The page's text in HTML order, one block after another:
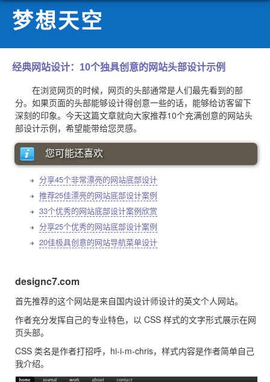
梦想天空
经典网站设计：10个独具创意的网站头部设计示例
在浏览网页的时候，网页的头部通常是人们最先看到的部
分。如果页面的头部能够设计得创意一些的话，能够给访客留下
深刻的印象。今天这篇文章就向大家推荐10个充满创意的网站头
部设计示例，希望能带给您灵感。
您可能还喜欢
分享45个非常漂亮的网站底部设计
推荐25佳漂亮的网站底部设计案例
33个优秀的网站底部设计案例欣赏
分享25个优秀的网站底部设计案例
20佳极具创意的网站导航菜单设计
designc7.com
首先推荐的这个网站是来自国内设计师设计的英文个人网站。
作者充分发挥自己的专业特色，以 CSS 样式的文字形式展示在网
页头部。
CSS 类名是作者打招呼，hi-i-m-chris，样式内容是作者简单自己
我介绍。